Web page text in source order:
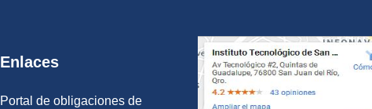
Enlaces
Portal de obligaciones de